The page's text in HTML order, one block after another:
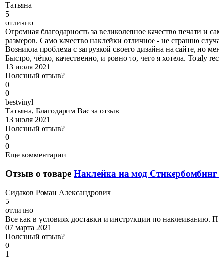
Татьяна
5
отлично
Огромная благодарность за великолепное качество печати и
размеров. Само качество наклейки отличное - не страшно
Возникла проблема с загрузкой своего дизайна на сайте, но
Быстро, чётко, качественно, и ровно то, чего я хотела. Totaly
13 июля 2021
Полезный отзыв?
0
0
bestvinyl
Татьяна, Благодарим Вас за отзыв
13 июля 2021
Полезный отзыв?
0
0
Еще комментарии
Отзыв о товаре Наклейка на мод Стикербомбинг
Сидаков Роман Александрович
5
отлично
Все как в условиях доставки и инструкции по наклеиванию.
07 марта 2021
Полезный отзыв?
0
1